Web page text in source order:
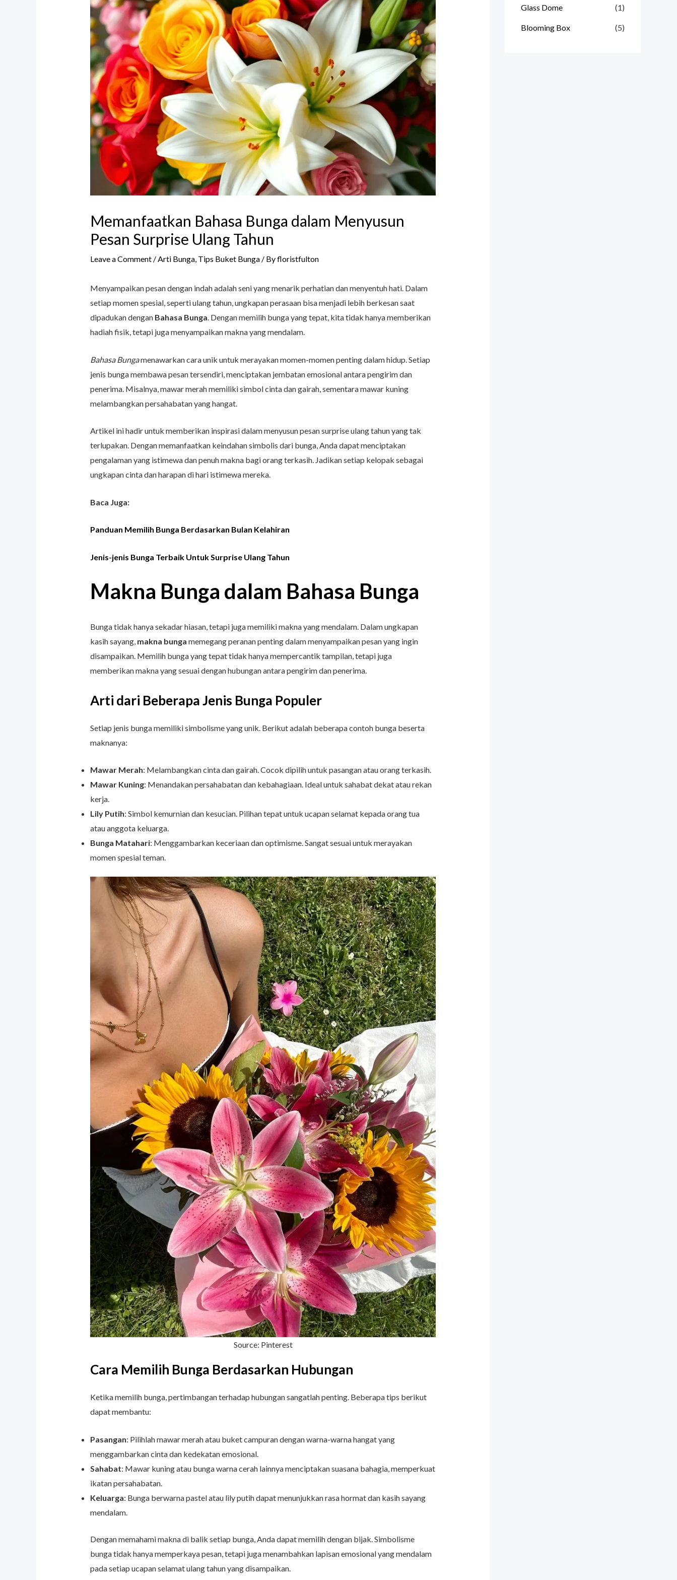
Memanfaatkan Bahasa Bunga dalam Menyusun
Pesan Surprise Ulang Tahun
Leave a Comment /Arti Bunga, Tips Buket Bunga/ Byfloristfulton
Menyampaikan pesan dengan indah adalah seni yang menarik perhatian dan menyentuh hati. Dalam
setiap momen spesial, seperti ulang tahun, ungkapan perasaan bisa menjadi lebih berkesan saat
dipadukan dengan Bahasa Bunga. Dengan memilih bunga yang tepat, kita tidak hanya memberikan
hadiah fisik, tetapi juga menyampaikan makna yang mendalam.
Bahasa Bungamenawarkan cara unik untuk merayakan momen-momen penting dalam hidup. Setiap
jenis bunga membawa pesan tersendiri, menciptakan jembatan emosional antara pengirim dan
penerima. Misalnya, mawar merah memiliki simbol cinta dan gairah, sementara mawar kuning
melambangkan persahabatan yang hangat.
Artikel ini hadir untuk memberikan inspirasi dalam menyusun pesan surprise ulang tahun yang tak
terlupakan. Dengan memanfaatkan keindahan simbolis dari bunga, Anda dapat menciptakan
pengalaman yang istimewa dan penuh makna bagi orang terkasih. Jadikan setiap kelopak sebagai
ungkapan cinta dan harapan di hari istimewa mereka.
Baca Juga:
Panduan Memilih Bunga Berdasarkan Bulan Kelahiran
Jenis-jenis Bunga Terbaik Untuk Surprise Ulang Tahun
Makna Bunga dalam Bahasa Bunga
Bunga tidak hanya sekadar hiasan, tetapi juga memiliki makna yang mendalam. Dalam ungkapan
kasih sayang, makna bunga memegang peranan penting dalam menyampaikan pesan yang ingin
disampaikan. Memilih bunga yang tepat tidak hanya mempercantik tampilan, tetapi juga
memberikan makna yang sesuai dengan hubungan antara pengirim dan penerima.
Arti dari Beberapa Jenis Bunga Populer
Setiap jenis bunga memiliki simbolisme yang unik. Berikut adalah beberapa contoh bunga beserta
maknanya:
Mawar Merah: Melambangkan cinta dan gairah. Cocok dipilih untuk pasangan atau orang terkasih.
Mawar Kuning: Menandakan persahabatan dan kebahagiaan. Ideal untuk sahabat dekat atau rekan
kerja.
Lily Putih: Simbol kemurnian dan kesucian. Pilihan tepat untuk ucapan selamat kepada orang tua
atau anggota keluarga.
Bunga Matahari: Menggambarkan keceriaan dan optimisme. Sangat sesuai untuk merayakan
momen spesial teman.
Source: Pinterest
Cara Memilih Bunga Berdasarkan Hubungan
Ketika memilih bunga, pertimbangan terhadap hubungan sangatlah penting. Beberapa tips berikut
dapat membantu:
Pasangan: Pilihlah mawar merah atau buket campuran dengan warna-warna hangat yang
menggambarkan cinta dan kedekatan emosional.
Sahabat: Mawar kuning atau bunga warna cerah lainnya menciptakan suasana bahagia, memperkuat
ikatan persahabatan.
Keluarga: Bunga berwarna pastel atau lily putih dapat menunjukkan rasa hormat dan kasih sayang
mendalam.
Dengan memahami makna di balik setiap bunga, Anda dapat memilih dengan bijak. Simbolisme
bunga tidak hanya memperkaya pesan, tetapi juga menambahkan lapisan emosional yang mendalam
pada setiap ucapan selamat ulang tahun yang disampaikan.
Glass Dome (1)
Blooming Box (5)